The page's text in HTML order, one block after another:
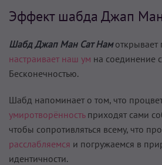
Эффект шабда Джап
Шабд Джап Ман Сат Намоткрывает
настраивает наш ум на соединение
Бесконечностью.
Шабд напоминает о том, что
умиротворённостьприходят сами
чтобы сопротивляться всему, что
расслабляемся и погружаемся в
идентичности.